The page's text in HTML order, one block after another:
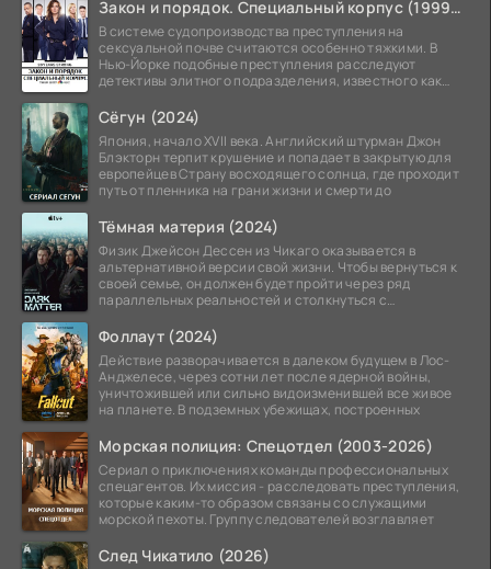
Закон и порядок. Специальный корпус (1999-2026)
В системе судопроизводства преступления на
сексуальной почве считаются особенно тяжкими. В
Нью-Йорке подобные преступления расследуют
детективы элитного подразделения, известного как
Сёгун (2024)
Япония, начало XVII века. Английский штурман Джон
Блэкторн терпит крушение и попадает в закрытую для
европейцев Страну восходящего солнца, где проходит
путь от пленника на грани жизни и смерти до
Тёмная материя (2024)
Физик Джейсон Дессен из Чикаго оказывается в
альтернативной версии свой жизни. Чтобы вернуться к
своей семье, он должен будет пройти через ряд
параллельных реальностей и столкнуться с
Фоллаут (2024)
Действие разворачивается в далеком будущем в Лос-
Анджелесе, через сотни лет после ядерной войны,
уничтожившей или сильно видоизменившей все живое
на планете. В подземных убежищах, построенных
Морская полиция: Спецотдел (2003-2026)
Сериал о приключениях команды профессиональных
спецагентов. Их миссия - расследовать преступления,
которые каким-то образом связаны со служащими
морской пехоты. Группу следователей возглавляет
След Чикатило (2026)